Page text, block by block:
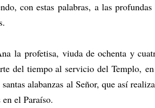
con estas palabras, a las
la profetisa, viuda de ochenta y
del tiempo al servicio del Templo,
alabanzas al Señor, que así
el Paraíso.